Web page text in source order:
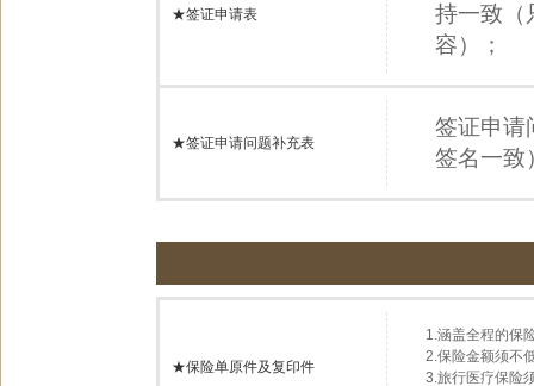
★签证申请表
持一致（
容）；
★签证申请问题补充表
签证申请
签名一
★保险单原件及复印件
1.涵盖全程的保
2.保险金额须不
3.旅行医疗保险